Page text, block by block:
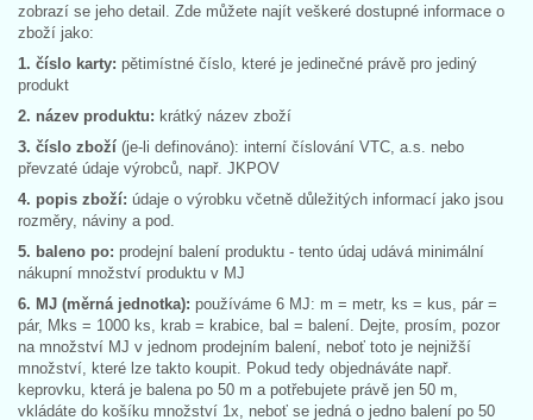
zobrazí se jeho detail. Zde můžete najít veškeré dostupné informace o
zboží jako:
1. číslo karty: pětimístné číslo, které je jedinečné právě pro jediný
produkt
2. název produktu: krátký název zboží
3. číslo zboží (je-li definováno): interní číslování VTC, a.s. nebo
převzaté údaje výrobců, např. JKPOV
4. popis zboží: údaje o výrobku včetně důležitých informací jako jsou
rozměry, náviny a pod.
5. baleno po: prodejní balení produktu - tento údaj udává minimální
nákupní množství produktu v MJ
6. MJ (měrná jednotka): používáme 6 MJ: m = metr, ks = kus, pár =
pár, Mks = 1000 ks, krab = krabice, bal = balení. Dejte, prosím, pozor
na množství MJ v jednom prodejním balení, neboť toto je nejnižší
množství, které lze takto koupit. Pokud tedy objednáváte např.
keprovku, která je balena po 50 m a potřebujete právě jen 50 m,
vkládáte do košíku množství 1x, neboť se jedná o jedno balení po 50